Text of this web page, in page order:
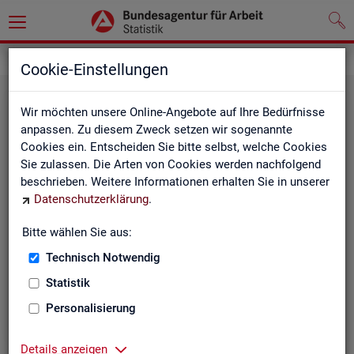
Cookie-Einstellungen
Wir möchten unsere Online-Angebote auf Ihre Bedürfnisse
anpassen. Zu diesem Zweck setzen wir sogenannte
Cookies ein. Entscheiden Sie bitte selbst, welche Cookies
Sie zulassen. Die Arten von Cookies werden nachfolgend
beschrieben. Weitere Informationen erhalten Sie in unserer
Datenschutzerklärung.
Bitte wählen Sie aus:
Technisch Notwendig
Statistik
Personalisierung
Details anzeigen
Der Bericht gibt einen Überblick über die aktuelle
Entwicklung am Arbeits- und Ausbildungsmarkt in